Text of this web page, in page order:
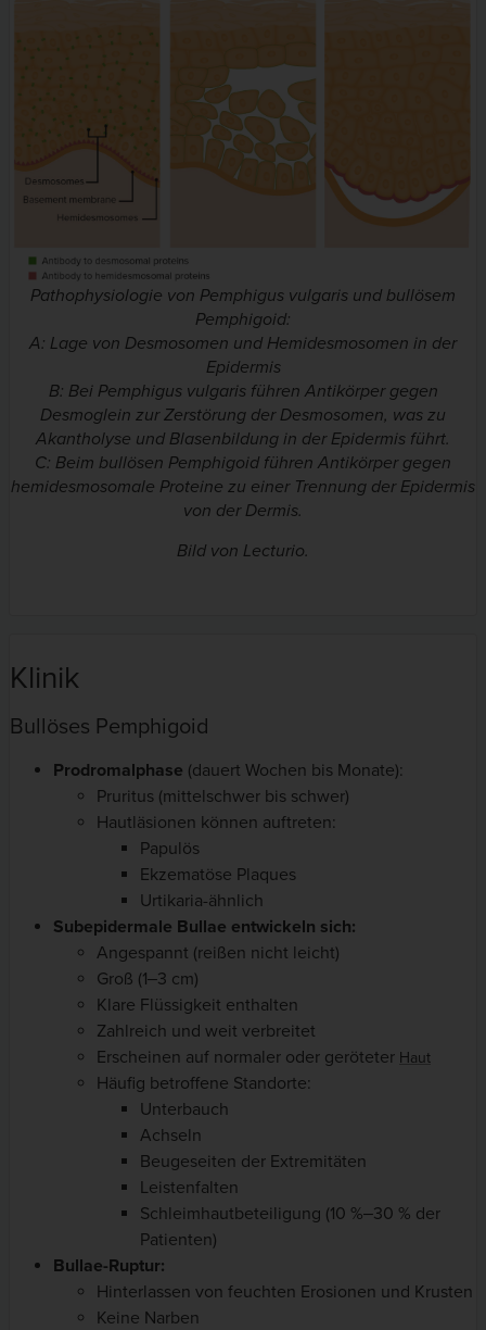
Pathophysiologie von Pemphigus vulgaris und bullösem
Pemphigoid:
A: Lage von Desmosomen und Hemidesmosomen in der
Epidermis
B: Bei Pemphigus vulgaris führen Antikörper gegen
Desmoglein zur Zerstörung der Desmosomen, was zu
Akantholyse und Blasenbildung in der Epidermis führt.
C: Beim bullösen Pemphigoid führen Antikörper gegen
hemidesmosomale Proteine zu einer Trennung der Epidermis
von der Dermis.
Bild von Lecturio.
Klinik
Bullöses Pemphigoid
Prodromalphase (dauert Wochen bis Monate):
Pruritus (mittelschwer bis schwer)
Hautläsionen können auftreten:
Papulös
Ekzematöse Plaques
Urtikaria-ähnlich
Subepidermale Bullae entwickeln sich:
Angespannt (reißen nicht leicht)
Groß (1‒3 cm)
Klare Flüssigkeit enthalten
Zahlreich und weit verbreitet
Erscheinen auf normaler oder geröteter Haut
Häufig betroffene Standorte:
Unterbauch
Achseln
Beugeseiten der Extremitäten
Leistenfalten
Schleimhautbeteiligung (10 %‒30 % der
Patienten)
Bullae-Ruptur:
Hinterlassen von feuchten Erosionen und Krusten
Keine Narben